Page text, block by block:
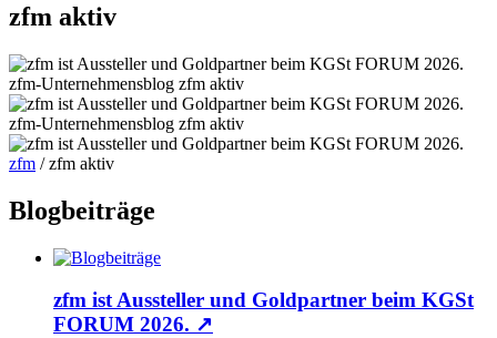
zfm aktiv
zfm-Unternehmensblog zfm aktiv
zfm-Unternehmensblog zfm aktiv
zfm /zfm aktiv
Blogbeiträge
zfm ist Aussteller und Goldpartner beim KGSt
FORUM 2026. ↗